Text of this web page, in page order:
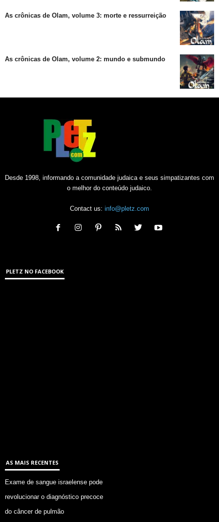
As crônicas de Olam, volume 3: morte e ressurreição
As crônicas de Olam, volume 2: mundo e submundo
Desde 1998, informando a comunidade judaica e seus simpatizantes com
o melhor do conteúdo judaico.
Contact us: info@pletz.com
PLETZ NO FACEBOOK
AS MAIS RECENTES
Exame de sangue israelense pode
revolucionar o diagnóstico precoce
do câncer de pulmão